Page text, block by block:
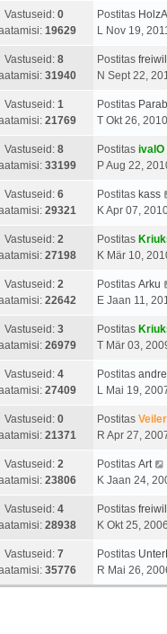
Vastuseid: 0
19629
Postitas
L Nov 19,
Vastuseid: 8
31940
Postitas
N Sept 22,
Vastuseid: 1
21769
Postitas
T Okt 26,
Vastuseid: 8
33199
Postitas ivalO
P Aug 22,
Vastuseid: 6
29321
Postitas kass
K Apr 07,
Vastuseid: 2
27198
Postitas
K Mär 10,
Vastuseid: 2
22642
Postitas Arku
E Jaan 11,
Vastuseid: 3
26979
Postitas
T Mär 03,
Vastuseid: 4
27409
Postitas
L Mai 19,
Vastuseid: 0
21371
Postitas Veiler
R Apr 27,
Vastuseid: 2
23806
Postitas Art
K Jaan 24,
Vastuseid: 4
28938
Postitas
K Okt 25,
Vastuseid: 7
35776
Postitas
R Mai 26,